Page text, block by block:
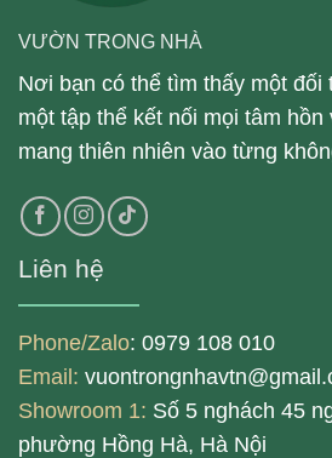
VƯỜN TRONG NHÀ
Nơi bạn có thể tìm thấy một đối
một tập thể kết nối mọi tâm
mang thiên nhiên vào từng
Liên hệ
Phone/Zalo: 0979 108 010
Email:
Showroom 1: Số 5 nghách 45
phường Hồng Hà, Hà Nội